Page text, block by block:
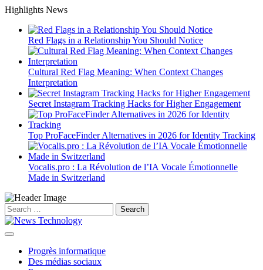
Skip
content
Highlights News
Red Flags in a Relationship You Should Notice
Cultural Red Flag Meaning: When Context Changes
Interpretation
Secret Instagram Tracking Hacks for Higher Engagement
Top ProFaceFinder Alternatives in 2026 for Identity Tracking
Vocalis.pro : La Révolution de l’IA Vocale Émotionnelle
Made in Switzerland
Search
for:
Progrès informatique
Des médias sociaux